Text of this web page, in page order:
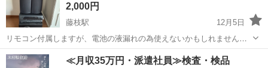
2,000円
藤枝駅
12月5日
リモコン付属しますが、電池の液漏れの為使えないかもしれません。
音が鳴る事は映画で確認しましたが、問題ございません。 ウーファー
付きで音も良いです。ガレージなどにもお勧め。
静岡 藤枝市 藤枝駅 プロジェクター、ホームシアター
≪月収35万円・派遣社員≫検査・検品